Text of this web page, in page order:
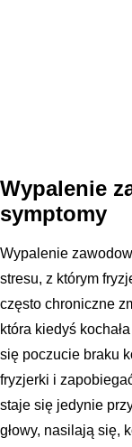
Wypalenie
symptomy
Wypalenie
stresu, z którym
często chroniczne
która kiedyś
się poczucie braku
fryzjerki i
staje się jedynie
głowy, nasilają się,